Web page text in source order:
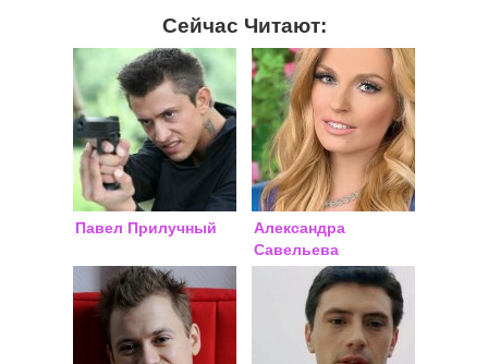
Сейчас Читают:
Павел Прилучный
Александра
Савельева